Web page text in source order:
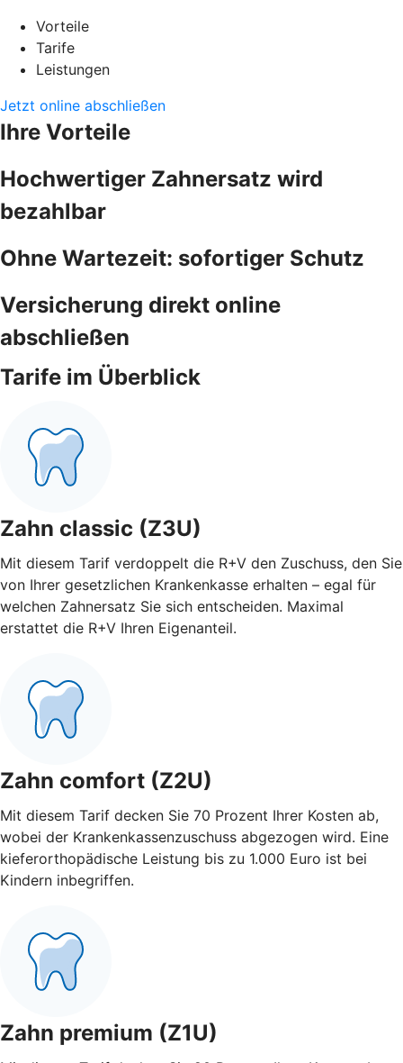
Vorteile
Tarife
Leistungen
Jetzt online abschließen
Ihre Vorteile
Hochwertiger Zahnersatz wird
bezahlbar
Ohne Wartezeit: sofortiger Schutz
Versicherung direkt online
abschließen
Tarife im Überblick
Zahn classic (Z3U)
Mit diesem Tarif verdoppelt die R+V den Zuschuss, den Sie
von Ihrer gesetzlichen Krankenkasse erhalten – egal für
welchen Zahnersatz Sie sich entscheiden. Maximal
erstattet die R+V Ihren Eigenanteil.
Zahn comfort (Z2U)
Mit diesem Tarif decken Sie 70 Prozent Ihrer Kosten ab,
wobei der Krankenkassenzuschuss abgezogen wird. Eine
kieferorthopädische Leistung bis zu 1.000 Euro ist bei
Kindern inbegriffen.
Zahn premium (Z1U)